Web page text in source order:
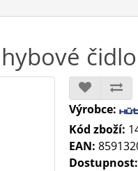
Výrobce:
Kód zboží:
EAN:
Dostupnost: